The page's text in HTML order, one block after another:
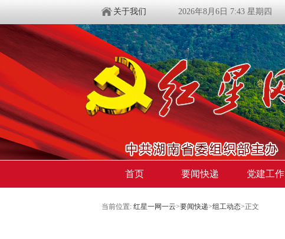
关于我们 2026年8月6日 7:43 星期四
首页 要闻快递 党建工作
当前位置: 红星一网一云>要闻快递>组工动态>正文